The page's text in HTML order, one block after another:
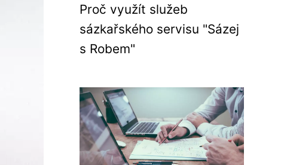
Proč využít služeb
sázkařského servisu "Sázej
s Robem"